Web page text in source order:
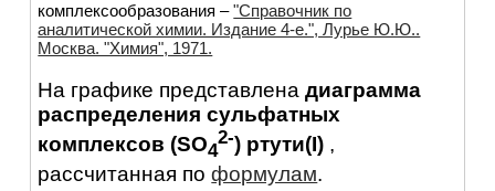
комплексообразования –"Справочник по
аналитической химии. Издание 4-е.", Лурье Ю.Ю..
Москва. "Химия", 1971.
На графике представленадиаграмма
распределения сульфатных
комплексов (SO4
2-) ртути(I) ,
рассчитанная поформулам.